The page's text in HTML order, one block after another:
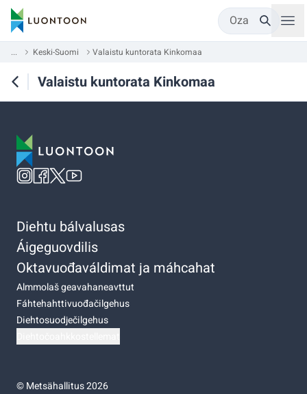
Oza
... Keski-Suomi Valaistu kuntorata Kinkomaa
Valaistu kuntorata Kinkomaa
Diehtu bálvalusas
Áigeguovdilis
Oktavuođaváldimat ja máhcahat
Almmolaš geavahaneavttut
Fáhtehahttivuođačilgehus
Diehtosuodječilgehus
©Metsähallitus 2026